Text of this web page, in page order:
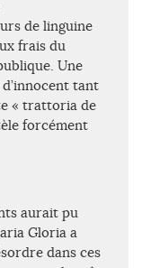
de linguine
frais du
Une
tant
« trattoria de
forcément
aurait pu
Gloria a
dans ces